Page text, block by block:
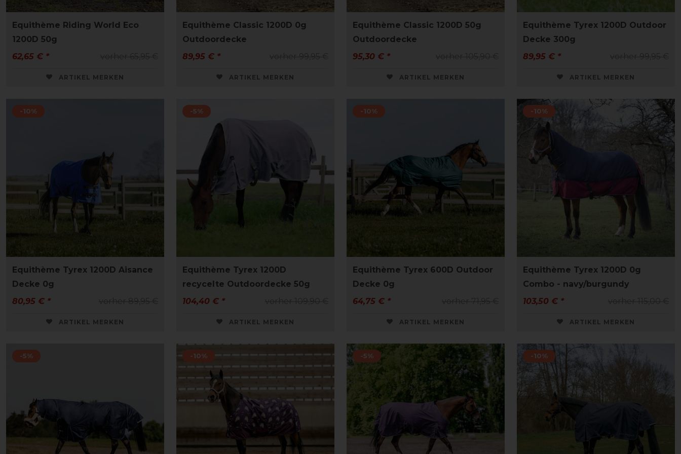
Equithème Riding World Eco
1200D 50g
62,65 € *
ARTIKEL MERKEN
Equithème Classic 1200D 0g
Outdoordecke
89,95 € *
ARTIKEL MERKEN
Equithème Classic 1200D 50g
Outdoordecke
95,30 € *
ARTIKEL MERKEN
Equithème Tyrex 1200D Outdoor
Decke 300g
89,95 € *
ARTIKEL MERKEN
-10%
Equithème Tyrex 1200D Aisance
Decke 0g
80,95 € *
ARTIKEL MERKEN
-5%
Equithème Tyrex 1200D
recycelte Outdoordecke 50g
104,40 € *
ARTIKEL MERKEN
-10%
Equithème Tyrex 600D Outdoor
Decke 0g
64,75 € *
ARTIKEL MERKEN
-10%
Equithème Tyrex 1200D 0g
Combo - navy/burgundy
103,50 € *
ARTIKEL MERKEN
-5% -10% -5% -10%